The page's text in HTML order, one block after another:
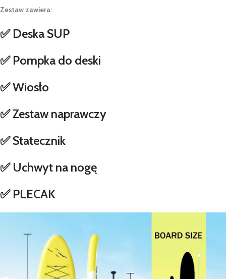
Zestaw zawiera:
✅ Deska SUP
✅ Pompka do deski
✅ Wiosło
✅ Zestaw naprawczy
✅ Statecznik
✅ Uchwyt na nogę
✅ PLECAK